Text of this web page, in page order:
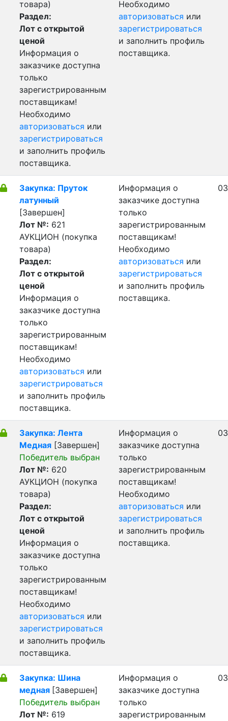
товара)
Раздел:
Лот с открытой
ценой
Информация о
заказчике доступна
только
зарегистрированным
поставщикам!
Необходимо
авторизоваться или
зарегистрироваться
и заполнить профиль
поставщика.
Необходимо
авторизоваться или
зарегистрироваться
и заполнить профиль
поставщика.
Закупка: Пруток
латунный
[Завершен]
Лот №: 621
АУКЦИОН (покупка
товара)
Раздел:
Лот с открытой
ценой
Информация о
заказчике доступна
только
зарегистрированным
поставщикам!
Необходимо
авторизоваться или
зарегистрироваться
и заполнить профиль
поставщика.
Информация о
заказчике доступна
только
зарегистрированным
поставщикам!
Необходимо
авторизоваться или
зарегистрироваться
и заполнить профиль
поставщика.
Закупка: Лента
Медная [Завершен]
Победитель выбран
Лот №: 620
АУКЦИОН (покупка
товара)
Раздел:
Лот с открытой
ценой
Информация о
заказчике доступна
только
зарегистрированным
поставщикам!
Необходимо
авторизоваться или
зарегистрироваться
и заполнить профиль
поставщика.
Информация о
заказчике доступна
только
зарегистрированным
поставщикам!
Необходимо
авторизоваться или
зарегистрироваться
и заполнить профиль
поставщика.
Закупка: Шина
медная [Завершен]
Победитель выбран
Лот №: 619
Информация о
заказчике доступна
только
зарегистрированным